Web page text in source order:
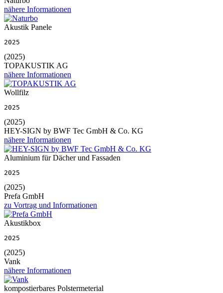
nähere Informationen
Akustik Panele
2025
(2025)
TOPAKUSTIK AG
nähere Informationen
Wollfilz
2025
(2025)
HEY-SIGN by BWF Tec GmbH & Co. KG
nähere Informationen
Aluminium für Dächer und Fassaden
2025
(2025)
Prefa GmbH
zu Vortrag und Informationen
Akustikbox
2025
(2025)
Vank
nähere Informationen
kompostierbares Polstermeterial